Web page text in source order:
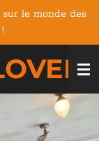
le monde des